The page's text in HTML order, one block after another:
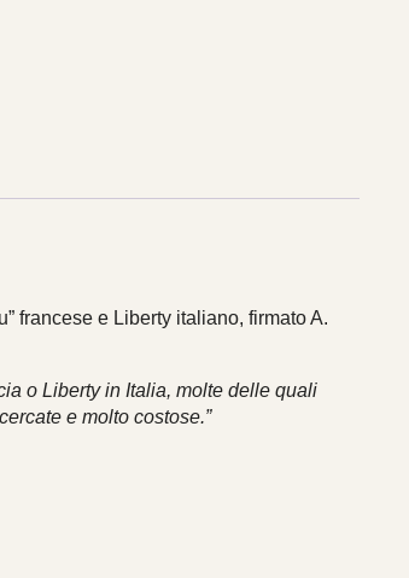
francese e Liberty italiano, firmato A.
o Liberty in Italia, molte delle quali
e molto costose.”